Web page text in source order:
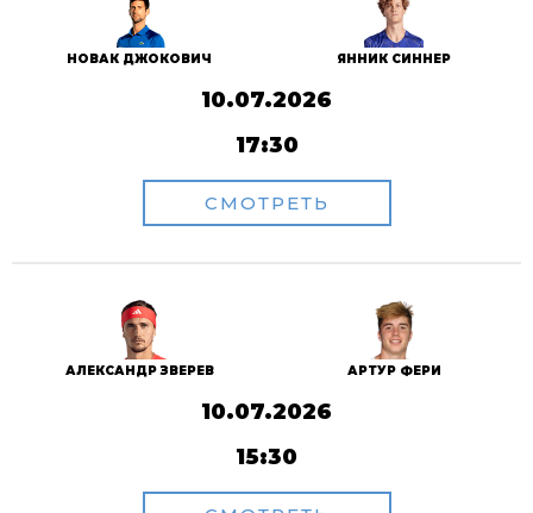
НОВАК ДЖОКОВИЧ ЯННИК СИННЕР
10.07.2026
17:30
СМОТРЕТЬ
АЛЕКСАНДР ЗВЕРЕВ АРТУР ФЕРИ
10.07.2026
15:30